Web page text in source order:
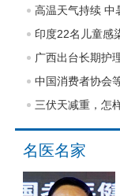
印度22名儿童感
广西出台长期护
中国消费者协会
三伏天减重，怎
名医名家